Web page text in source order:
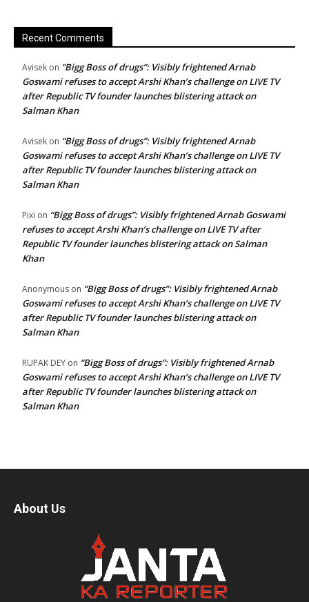
Recent Comments
Avisek on “Bigg Boss of drugs”: Visibly frightened Arnab
Goswami refuses to accept Arshi Khan’s challenge on LIVE TV
after Republic TV founder launches blistering attack on
Salman Khan
Avisek on “Bigg Boss of drugs”: Visibly frightened Arnab
Goswami refuses to accept Arshi Khan’s challenge on LIVE TV
after Republic TV founder launches blistering attack on
Salman Khan
Pixi on “Bigg Boss of drugs”: Visibly frightened Arnab Goswami
refuses to accept Arshi Khan’s challenge on LIVE TV after
Republic TV founder launches blistering attack on Salman
Khan
Anonymous on “Bigg Boss of drugs”: Visibly frightened Arnab
Goswami refuses to accept Arshi Khan’s challenge on LIVE TV
after Republic TV founder launches blistering attack on
Salman Khan
RUPAK DEY on “Bigg Boss of drugs”: Visibly frightened Arnab
Goswami refuses to accept Arshi Khan’s challenge on LIVE TV
after Republic TV founder launches blistering attack on
Salman Khan
About Us